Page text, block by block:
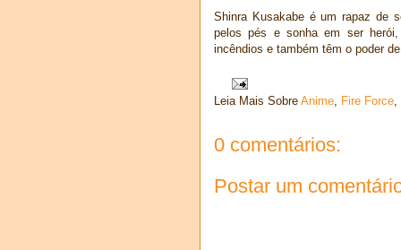
Shinra Kusakabe é um rapaz de
pelos pés e sonha em ser
incêndios e também têm o poder
Leia Mais Sobre Anime, Fire Force,
0 comentários:
Postar um